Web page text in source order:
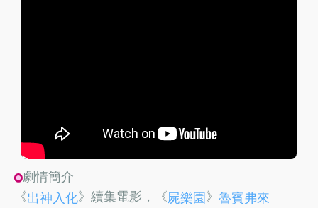
劇情簡介
《出神入化》續集電影，《屍樂園》 魯賓弗來